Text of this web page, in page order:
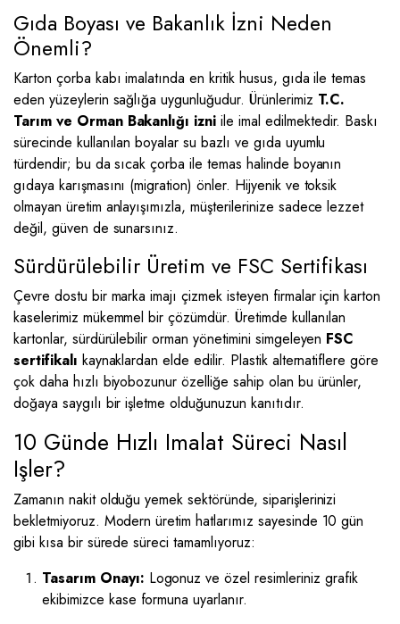
Gıda Boyası ve Bakanlık İzni Neden
Önemli?
Karton çorba kabı imalatında en kritik husus, gıda ile temas
eden yüzeylerin sağlığa uygunluğudur. Ürünlerimiz T.C.
Tarım ve Orman Bakanlığı izni ile imal edilmektedir. Baskı
sürecinde kullanılan boyalar su bazlı ve gıda uyumlu
türdendir; bu da sıcak çorba ile temas halinde boyanın
gıdaya karışmasını (migration) önler. Hijyenik ve toksik
olmayan üretim anlayışımızla, müşterilerinize sadece lezzet
değil, güven de sunarsınız.
Sürdürülebilir Üretim ve FSC Sertifikası
Çevre dostu bir marka imajı çizmek isteyen firmalar için karton
kaselerimiz mükemmel bir çözümdür. Üretimde kullanılan
kartonlar, sürdürülebilir orman yönetimini simgeleyen FSC
sertifikalı kaynaklardan elde edilir. Plastik alternatiflere göre
çok daha hızlı biyobozunur özelliğe sahip olan bu ürünler,
doğaya saygılı bir işletme olduğunuzun kanıtıdır.
10 Günde Hızlı Imalat Süreci Nasıl
Işler?
Zamanın nakit olduğu yemek sektöründe, siparişlerinizi
bekletmiyoruz. Modern üretim hatlarımız sayesinde 10 gün
gibi kısa bir sürede süreci tamamlıyoruz:
Tasarım Onayı: Logonuz ve özel resimleriniz grafik
ekibimizce kase formuna uyarlanır.